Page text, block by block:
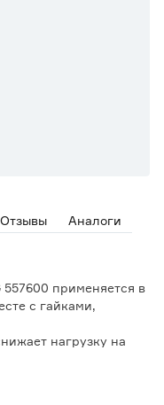
Отзывы Аналоги
применяется в
с гайками,
нагрузку на